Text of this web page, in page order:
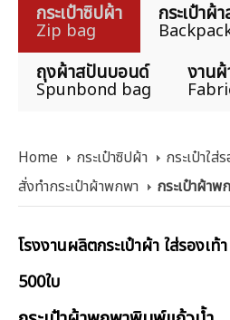
กระเป๋าซิปผ้า
Zip bag
กระเป๋าผ้
ถุงผ้าสปันบอนด์
Spunbond bag
งาน
Home กระเป๋าซิปผ้า
กระเป๋าใส่
สั่งทำกระเป๋าผ้าพกพา
กระเป๋าผ้า
โรงงานผลิตกระเป๋าผ้า ใส่รองเ
500ใบ